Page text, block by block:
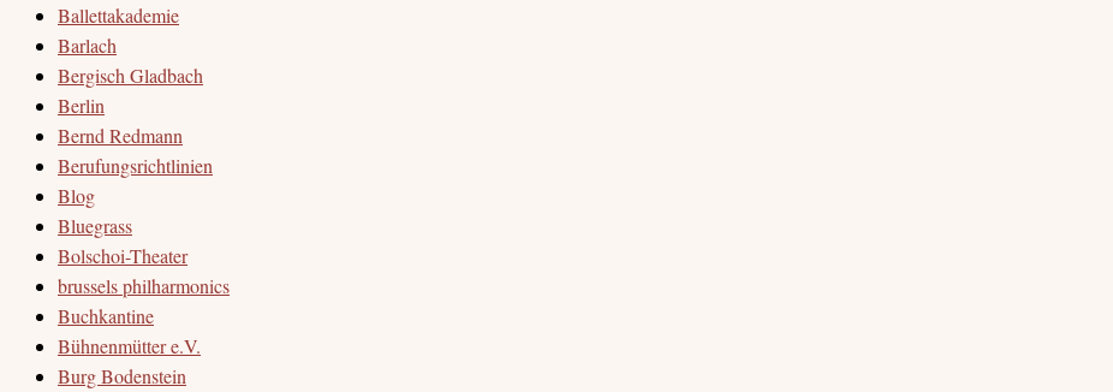
Ballettakademie
Barlach
Bergisch Gladbach
Berlin
Bernd Redmann
Berufungsrichtlinien
Blog
Bluegrass
Bolschoi-Theater
brussels philharmonics
Buchkantine
Bühnenmütter e.V.
Burg Bodenstein